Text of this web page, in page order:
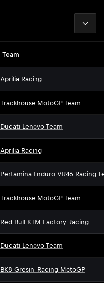
Team
Aprilia Racing
Trackhouse MotoGP Team
Ducati Lenovo Team
Aprilia Racing
Pertamina Enduro VR46 Racing
Trackhouse MotoGP Team
Red Bull KTM Factory Racing
Ducati Lenovo Team
BK8 Gresini Racing MotoGP